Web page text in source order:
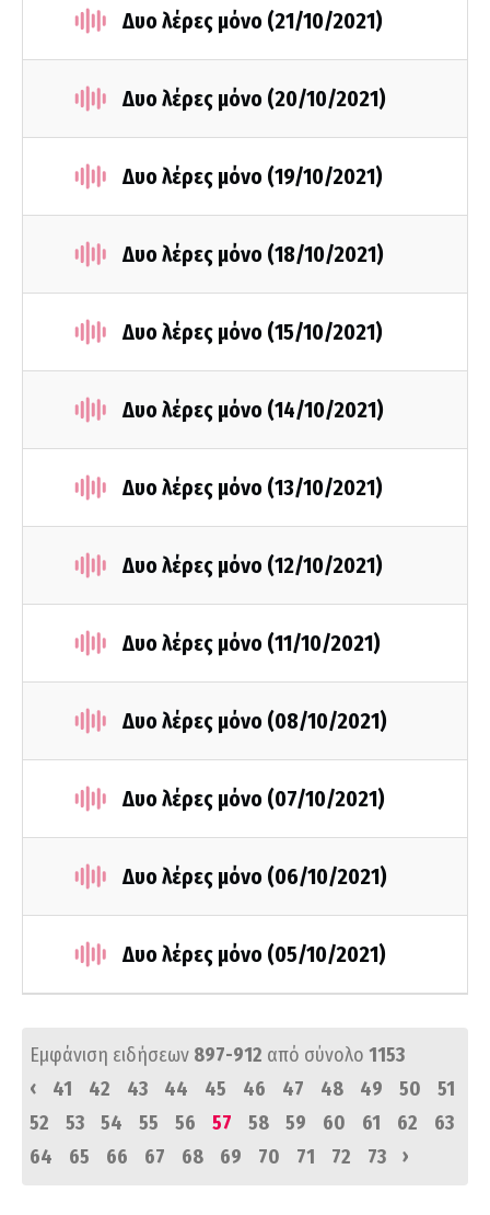
Δυο λέρες μόνο (21/10/2021)
Δυο λέρες μόνο (20/10/2021)
Δυο λέρες μόνο (19/10/2021)
Δυο λέρες μόνο (18/10/2021)
Δυο λέρες μόνο (15/10/2021)
Δυο λέρες μόνο (14/10/2021)
Δυο λέρες μόνο (13/10/2021)
Δυο λέρες μόνο (12/10/2021)
Δυο λέρες μόνο (11/10/2021)
Δυο λέρες μόνο (08/10/2021)
Δυο λέρες μόνο (07/10/2021)
Δυο λέρες μόνο (06/10/2021)
Δυο λέρες μόνο (05/10/2021)
Εμφάνιση ειδήσεων 897-912 από σύνολο 1153
‹
41 42 43 44 45 46 47 48 49 50
51
52
53 54 55 56 57 58 59 60 61 62
63
64
65 66 67 68 69 70 71 72 73 ›